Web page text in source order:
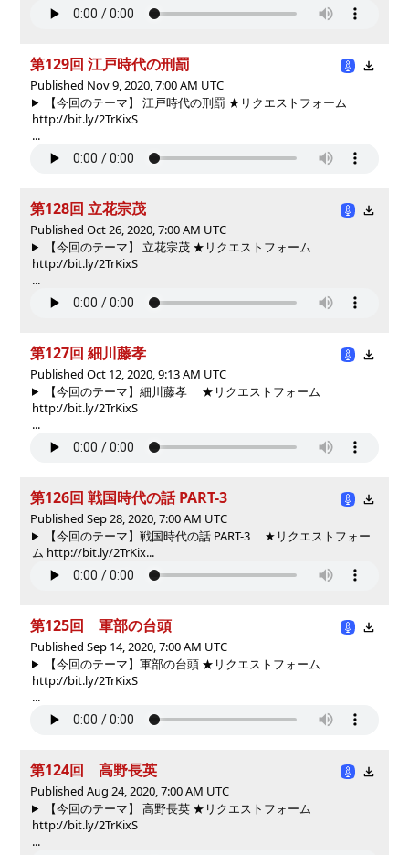
第129回 江戸時代の刑罰
Published Nov 9, 2020, 7:00 AM UTC
【今回のテーマ】 江戸時代の刑罰 ★リクエストフォーム
http://bit.ly/2TrKixS
...
第128回 立花宗茂
Published Oct 26, 2020, 7:00 AM UTC
【今回のテーマ】 立花宗茂 ★リクエストフォーム
http://bit.ly/2TrKixS
...
第127回 細川藤孝
Published Oct 12, 2020, 9:13 AM UTC
【今回のテーマ】細川藤孝 ★リクエストフォーム
http://bit.ly/2TrKixS
...
第126回 戦国時代の話 PART-3
Published Sep 28, 2020, 7:00 AM UTC
【今回のテーマ】戦国時代の話 PART-3 ★リクエストフォー
ム http://bit.ly/2TrKix...
第125回 軍部の台頭
Published Sep 14, 2020, 7:00 AM UTC
【今回のテーマ】軍部の台頭 ★リクエストフォーム
http://bit.ly/2TrKixS
...
第124回 高野長英
Published Aug 24, 2020, 7:00 AM UTC
【今回のテーマ】 高野長英 ★リクエストフォーム
http://bit.ly/2TrKixS
...